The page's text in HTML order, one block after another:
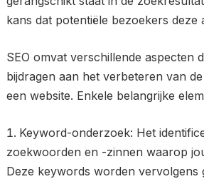
kans dat potentiële bezoekers deze
SEO omvat verschillende aspecten
bijdragen aan het verbeteren van
een website. Enkele belangrijke
Keyword-onderzoek: Het
zoekwoorden en -zinnen waarop
Deze keywords worden vervolgens